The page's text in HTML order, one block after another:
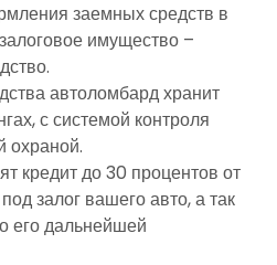
заемных средств в
имущество –
автоломбард хранит
с системой контроля
охраной.
кредит до 30 процентов от
залог вашего авто, а так
его дальнейшей